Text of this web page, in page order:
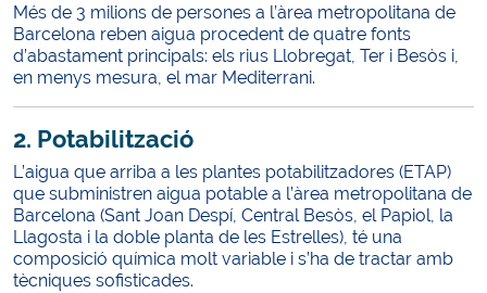
Més de 3 milions de persones a l’àrea metropolitana de
Barcelona reben aigua procedent de quatre fonts
d’abastament principals: els rius Llobregat, Ter i Besòs i,
en menys mesura, el mar Mediterrani.
2. Potabilització
L’aigua que arriba a les plantes potabilitzadores (ETAP)
que subministren aigua potable a l’àrea metropolitana de
Barcelona (Sant Joan Despí, Central Besòs, el Papiol, la
Llagosta i la doble planta de les Estrelles), té una
composició química molt variable i s’ha de tractar amb
tècniques sofisticades.